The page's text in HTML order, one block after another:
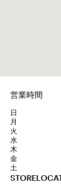
営業時間
日
月
火
水
木
金
土